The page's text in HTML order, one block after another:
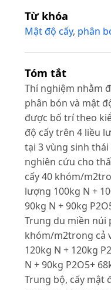
Từ khóa
Mật độ cấy, phân
Tóm tắt
Thí nghiệm nhằm
phân bón và mật
được bố trí theo
độ cấy trên 4 liều
tại 3 vùng sinh
nghiên cứu cho
cấy 40 khóm/
lượng 100kg N +
90kg N + 90kg
Trung du miền núi
khóm/m2trong cả
120kg N + 120kg
N + 90kg P2O5+
Trung bộ, cấy mật